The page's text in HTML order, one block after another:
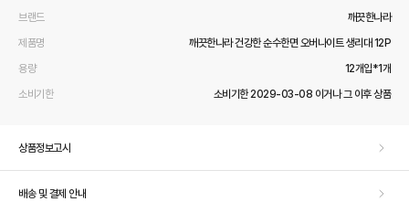
브랜드
깨끗한나라
제품명
깨끗한나라 건강한 순수한면 오버나이트 생리대 12P
용량
12개입*1개
소비기한
소비기한 2029-03-08 이거나 그 이후 상품
상품정보고시
배송 및 결제 안내